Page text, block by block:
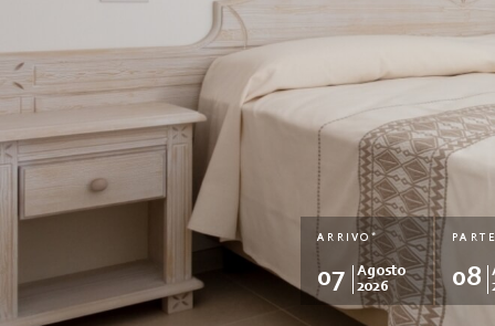
ARRIVO *
07
Agosto
2026
08